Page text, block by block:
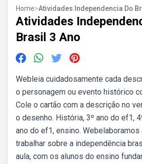
Home>Atividades Independencia Do
Atividades
Brasil 3 Ano
Webleia cuidadosamente cada
o personagem ou evento histórico
Cole o cartão com a descrição no
o desenho. História, 3º ano do ef1,
ano do ef1, ensino.
trabalhar sobre a independência
aula, com os alunos do ensino